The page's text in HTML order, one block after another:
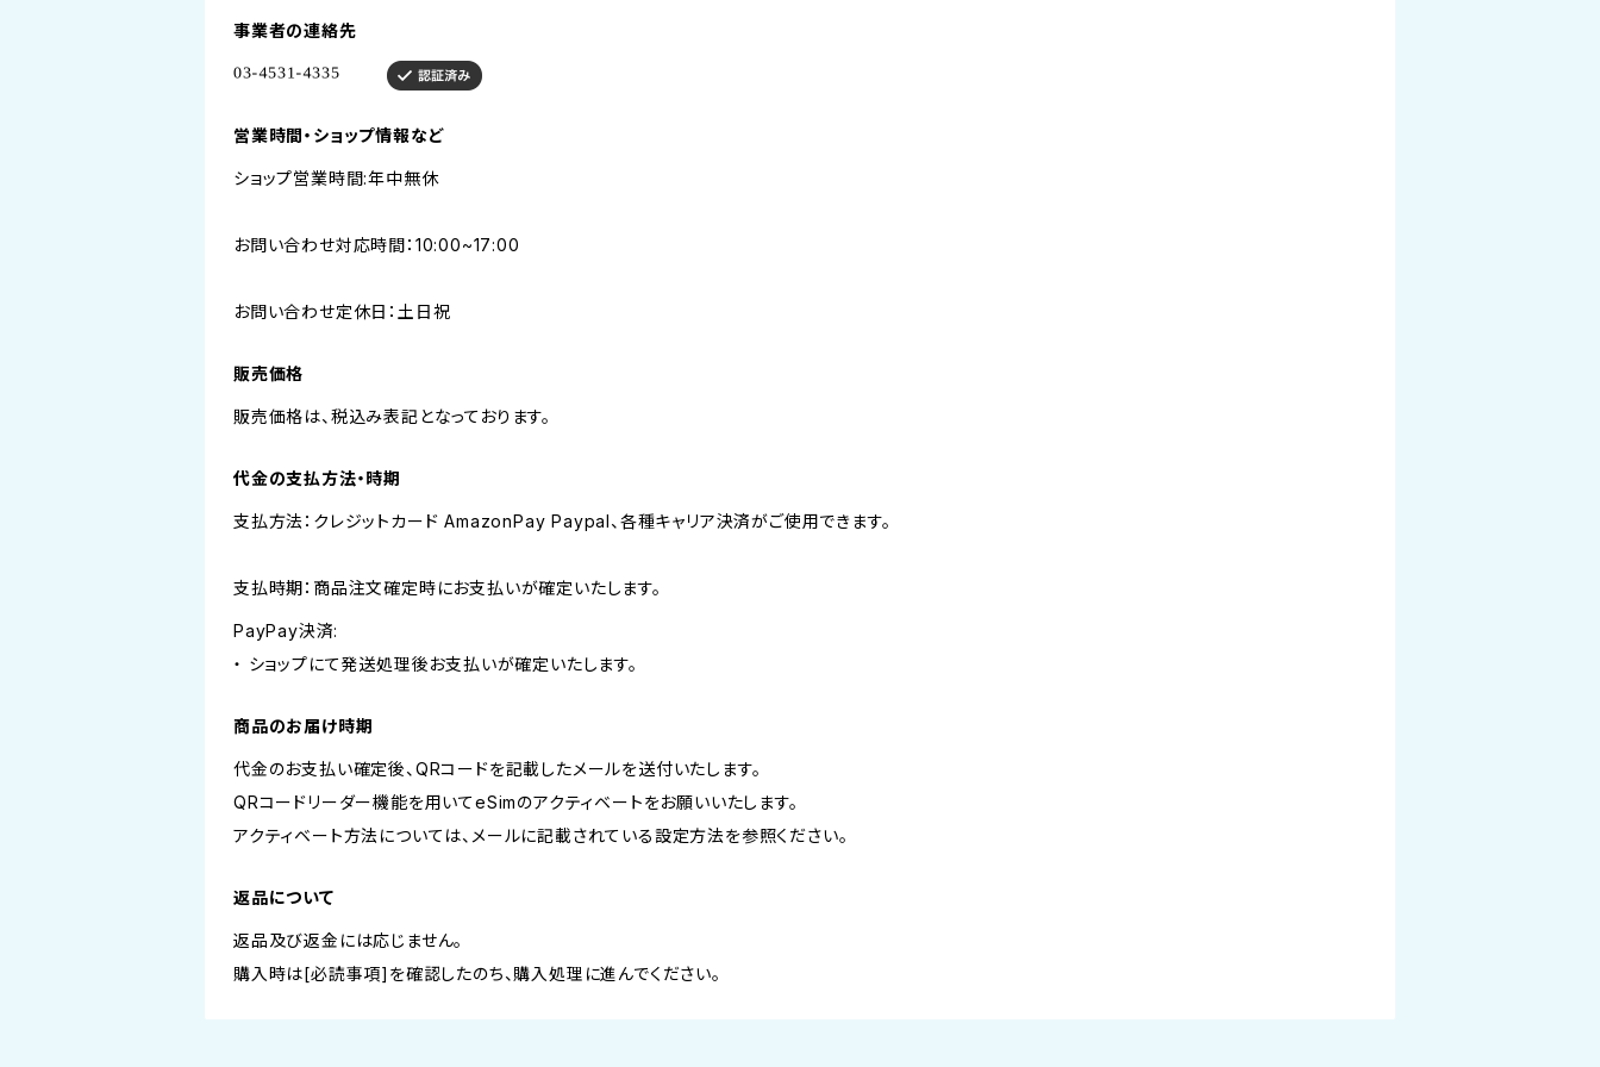
事業者の連絡先
営業時間・ショップ情報など
ショップ営業時間:年中無休
お問い合わせ対応時間：10:00~17:00
お問い合わせ定休日：土日祝
販売価格
販売価格は、税込み表記となっております。
代金の支払方法・時期
支払方法：クレジットカード AmazonPay Paypal、各種キャリア決済がご使用できます。
支払時期：商品注文確定時にお支払いが確定いたします。
PayPay決済:
・ ショップにて発送処理後お支払いが確定いたします。
商品のお届け時期
代金のお支払い確定後、QRコードを記載したメールを送付いたします。
QRコードリーダー機能を用いてeSimのアクティベートをお願いいたします。
アクティベート方法については、メールに記載されている設定方法を参照ください。
返品について
返品及び返金には応じません。
購入時は[必読事項]を確認したのち、購入処理に進んでください。